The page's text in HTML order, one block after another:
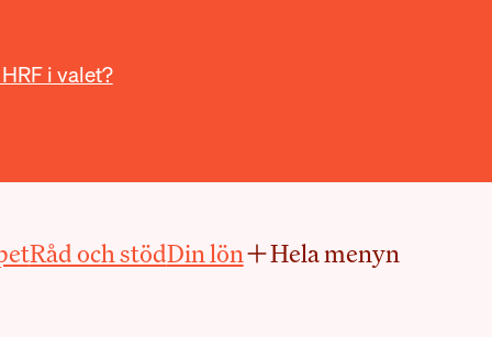
i valet?
Råd och stödDin lön Hela menyn